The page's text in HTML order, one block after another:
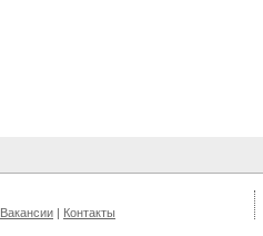
Вакансии | Контакты